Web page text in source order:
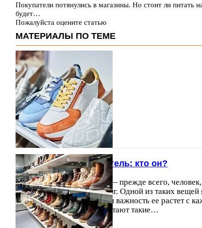
Покупатели потянулись в магазины. Но стоит ли питать
будет…
Пожалуйста оцените статью
МАТЕРИАЛЫ ПО ТЕМЕ
Современный покупатель: кто он?
Современный покупатель — прежде всего,
вещи поважнее, чем шопинг. Одной из таких вещей
ценность самая значимая, и важность ее растет с
большее значение приобретают такие…